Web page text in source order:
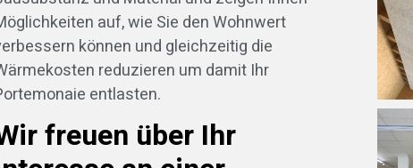
auf, wie Sie den Wohnwert
können und gleichzeitig die
reduzieren um damit Ihr
entlasten.
freuen über Ihr